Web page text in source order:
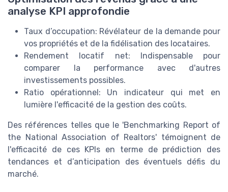
analyse KPI approfondie
Taux d’occupation: Révélateur de la demande pour
vos propriétés et de la fidélisation des locataires.
Rendement locatif net: Indispensable pour
comparer la performance avec d'autres
investissements possibles.
Ratio opérationnel: Un indicateur qui met en
lumière l'efficacité de la gestion des coûts.
Des références telles que le 'Benchmarking Report of
the National Association of Realtors' témoignent de
l'efficacité de ces KPIs en terme de prédiction des
tendances et d’anticipation des éventuels défis du
marché.